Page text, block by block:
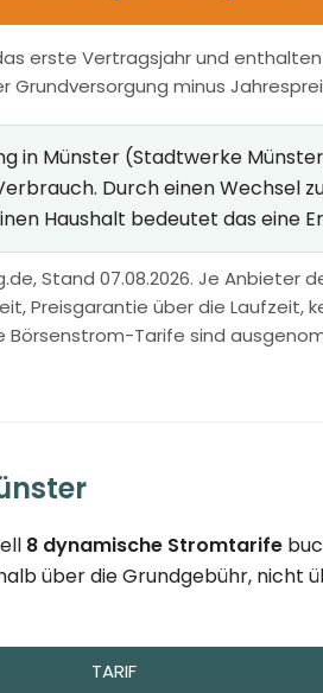
erste Vertragsjahr und
minus
in Münster (Stadtwerke
Durch einen
Haushalt bedeutet das
Stand 07.08.2026. Je Anbieter
Preisgarantie über die Laufzeit,
Börsenstrom-Tarife sind
8 dynamische Stromtarife
über die Grundgebühr, nicht
TARIF